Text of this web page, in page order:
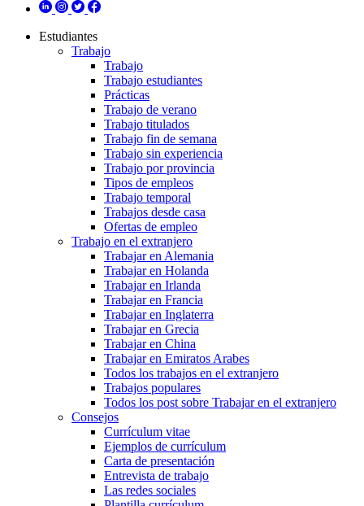
Estudiantes
Trabajo
Trabajo
Trabajo estudiantes
Prácticas
Trabajo de verano
Trabajo titulados
Trabajo fin de semana
Trabajo sin experiencia
Trabajo por provincia
Tipos de empleos
Trabajo temporal
Trabajos desde casa
Ofertas de empleo
Trabajo en el extranjero
Trabajar en Alemania
Trabajar en Holanda
Trabajar en Irlanda
Trabajar en Francia
Trabajar en Inglaterra
Trabajar en Grecia
Trabajar en China
Trabajar en Emiratos Arabes
Todos los trabajos en el extranjero
Trabajos populares
Todos los post sobre Trabajar en el extranjero
Consejos
Currículum vitae
Ejemplos de currículum
Carta de presentación
Entrevista de trabajo
Las redes sociales